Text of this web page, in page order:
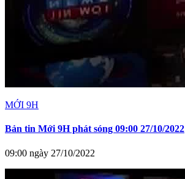
MỚI 9H
Bản tin Mới 9H phát sóng 09:00 27/10/2022
09:00 ngày 27/10/2022